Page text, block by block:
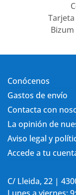
Conócenos
Gastos de envío
Contacta con
La opinión de
Aviso legal y
Accede a tu
C/ Lleida, 22 |